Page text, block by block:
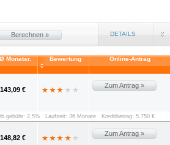
Berechnen » DETAILS
Monatsr. Bewertung Online-Antrag
143,09 €
Zum Antrag »
2,5% Laufzeit: 36 Monate Kreditbetrag: 5.750 €
148,82 €
Zum Antrag »